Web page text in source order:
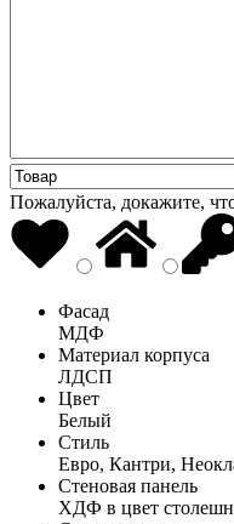
Пожалуйста, докажите,
Фасад
МДФ
Материал корпуса
ЛДСП
Цвет
Белый
Стиль
Евро, Кантри,
Стеновая панель
ХДФ в цвет